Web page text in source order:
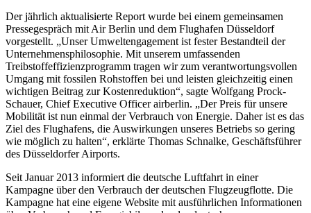
Der jährlich aktualisierte Report wurde bei einem gemeinsamen
Pressegespräch mit Air Berlin und dem Flughafen Düsseldorf
vorgestellt. „Unser Umweltengagement ist fester Bestandteil der
Unternehmensphilosophie. Mit unserem umfassenden
Treibstoffeffizienzprogramm tragen wir zum verantwortungsvollen
Umgang mit fossilen Rohstoffen bei und leisten gleichzeitig einen
wichtigen Beitrag zur Kostenreduktion“, sagte Wolfgang Prock-
Schauer, Chief Executive Officer airberlin. „Der Preis für unsere
Mobilität ist nun einmal der Verbrauch von Energie. Daher ist es das
Ziel des Flughafens, die Auswirkungen unseres Betriebs so gering
wie möglich zu halten“, erklärte Thomas Schnalke, Geschäftsführer
des Düsseldorfer Airports.
Seit Januar 2013 informiert die deutsche Luftfahrt in einer
Kampagne über den Verbrauch der deutschen Flugzeugflotte. Die
Kampagne hat eine eigene Website mit ausführlichen Informationen